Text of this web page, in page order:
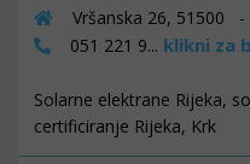
Vršanska 26, 51500
051 221 9... klikni za
Solarne elektrane Rijeka,
certificiranje Rijeka, Krk